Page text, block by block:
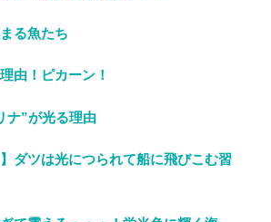
る魚たち
由！ピカーン！
ナ”が光る理由
】ダツは光につられて船に飛びこむ習